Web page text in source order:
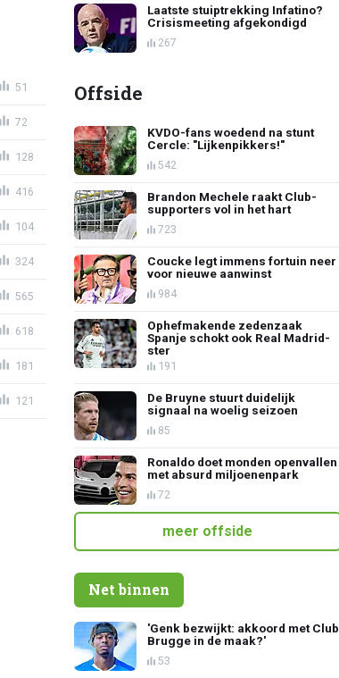
51
72
128
416
104
324
565
618
181
121
Laatste stuiptrekking Infatino?
Crisismeeting afgekondigd
267
Offside
KVDO-fans woedend na stunt
Cercle: "Lijkenpikkers!"
542
Brandon Mechele raakt Club-
supporters vol in het hart
723
Coucke legt immens fortuin neer
voor nieuwe aanwinst
984
Ophefmakende zedenzaak
Spanje schokt ook Real Madrid-
ster
191
De Bruyne stuurt duidelijk
signaal na woelig seizoen
85
Ronaldo doet monden openvallen
met absurd miljoenenpark
72
meer offside
Net binnen
'Genk bezwijkt: akkoord met Club
Brugge in de maak?'
53